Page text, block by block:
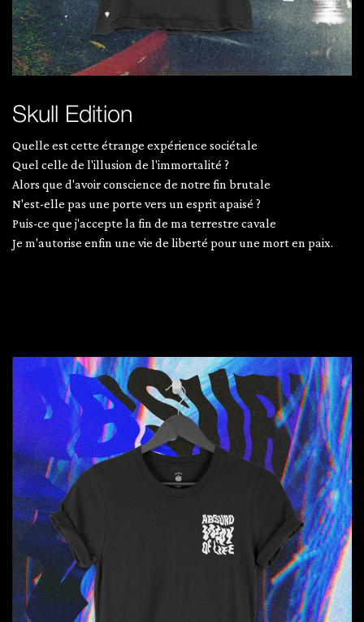
Skull Edition
Quelle est cette étrange expérience sociétale
Quel celle de l'illusion de l'immortalité ?
Alors que d'avoir conscience de notre fin brutale
N'est-elle pas une porte vers un esprit apaisé ?
Puis-ce que j'accepte la fin de ma terrestre cavale
Je m'autorise enfin une vie de liberté pour une mort en paix.